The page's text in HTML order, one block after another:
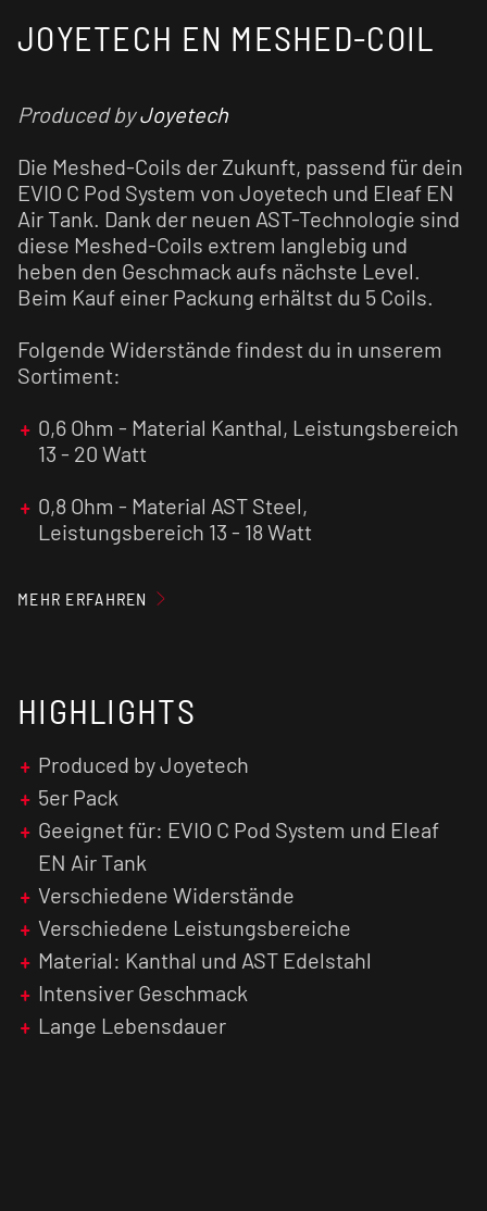
JOYETECH EN MESHED-COIL
Produced byJoyetech
Die Meshed-Coils der Zukunft, passend für dein
EVIO C Pod System von Joyetech und Eleaf EN
Air Tank. Dank der neuen AST-Technologie sind
diese Meshed-Coils extrem langlebig und
heben den Geschmack aufs nächste Level.
Beim Kauf einer Packung erhältst du 5 Coils.
Folgende Widerstände findest du in unserem
Sortiment:
0,6 Ohm - Material Kanthal, Leistungsbereich
13 - 20 Watt
0,8 Ohm - Material AST Steel,
Leistungsbereich 13 - 18 Watt
Leistungsbereich 9 - 12 Watt
Schnapp dir jetzt das passende Zubehör für
deine Dampfe!
MEHR ERFAHREN
HIGHLIGHTS
Produced by Joyetech
5er Pack
Geeignet für: EVIO C Pod System und Eleaf
EN Air Tank
Verschiedene Widerstände
Verschiedene Leistungsbereiche
Material: Kanthal und AST Edelstahl
Intensiver Geschmack
Lange Lebensdauer